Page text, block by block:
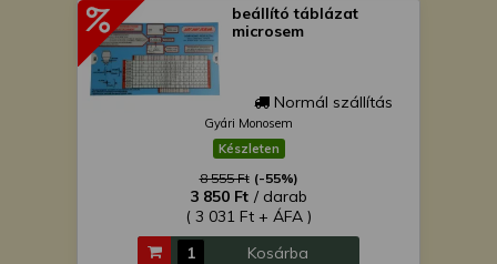
beállító táblázat
microsem
Normál szállítás
Gyári Monosem
Készleten
8 555 Ft (-55%)
3 850 Ft / darab
( 3 031 Ft + ÁFA )
Kosárba